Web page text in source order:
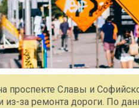
проспекте Славы и
из-за ремонта дороги. По